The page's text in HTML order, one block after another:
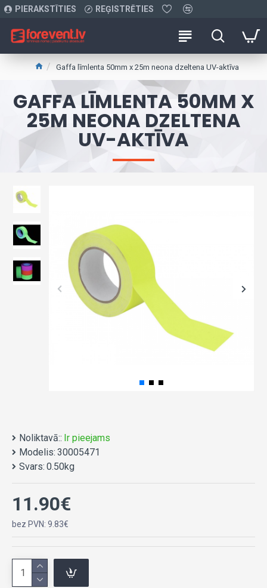
PIERAKSTĪTIES REĢISTRĒTIES
Gaffa līmlenta 50mm x 25m neona dzeltena UV-aktīva
GAFFA LĪMLENTA 50MM X
25M NEONA DZELTENA
UV-AKTĪVA
Noliktavā:: Ir pieejams
Modelis: 30005471
Svars: 0.50kg
11.90€
bez PVN: 9.83€